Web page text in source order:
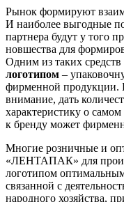
Рынок формируют
И наиболее выгодные
партнера будут у того
новшества для
Одним из таких
логотипом –
фирменной продукции.
внимание, дать
характеристику о
к бренду может
Многие розничные и
«ЛЕНТАПАК» для
логотипом
связанной с
народного хозяйства,